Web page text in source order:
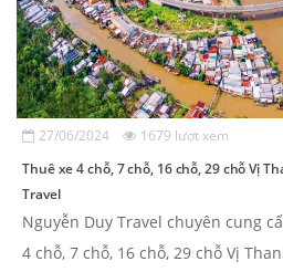
27/06/2024 1679 lượt xem
Thuê xe 4 chỗ, 7 chỗ, 16 chỗ, 29 chỗ Vị
Travel
Nguyễn Duy Travel chuyên cung
4 chỗ, 7 chỗ, 16 chỗ, 29 chỗ Vị